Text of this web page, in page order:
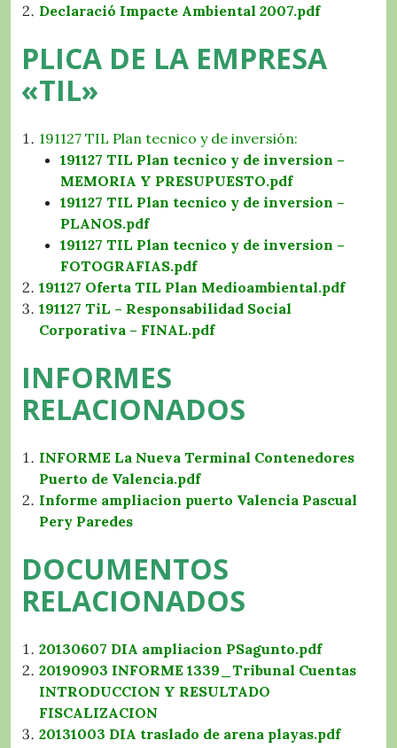
Declaració Impacte Ambiental 2007.pdf
PLICA DE LA EMPRESA
«TIL»
191127 TIL Plan tecnico y de inversión:
191127 TIL Plan tecnico y de inversion –
MEMORIA Y PRESUPUESTO.pdf
191127 TIL Plan tecnico y de inversion –
PLANOS.pdf
191127 TIL Plan tecnico y de inversion –
FOTOGRAFIAS.pdf
191127 Oferta TIL Plan Medioambiental.pdf
191127 TiL – Responsabilidad Social
Corporativa – FINAL.pdf
INFORMES
RELACIONADOS
INFORME La Nueva Terminal Contenedores
Puerto de Valencia.pdf
Informe ampliacion puerto Valencia Pascual
Pery Paredes
DOCUMENTOS
RELACIONADOS
20130607 DIA ampliacion PSagunto.pdf
20190903 INFORME 1339_Tribunal Cuentas
INTRODUCCION Y RESULTADO
FISCALIZACION
20131003 DIA traslado de arena playas.pdf